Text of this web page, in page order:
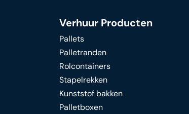
Verhuur Producten
Pallets
Palletranden
Rolcontainers
Stapelrekken
Kunststof bakken
Palletboxen